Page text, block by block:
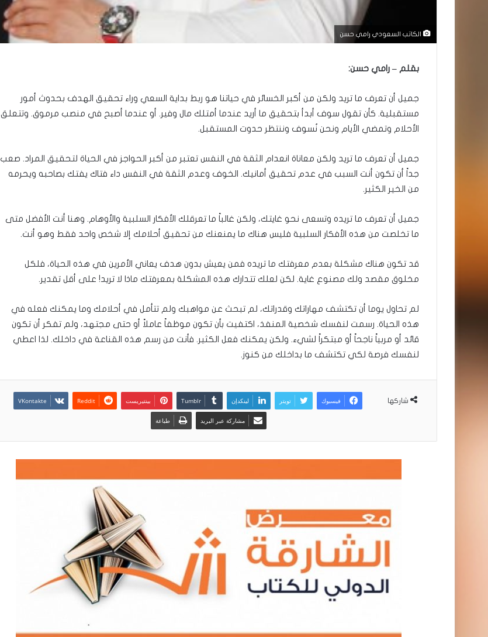
الكاتب السعودي رامي حسن
بقلم – رامي حسن:
جميل أن تعرف ما تريد ولكن من أكبر الخسائر في حياتنا هو ربط بداية السعي وراء تحقيق الهدف بحدوث أمور
مستقبلية. كأن تقول سوف أبدأ بتحقيق ما أريد عندما أمتلك مال وفير. أو عندما أصبح في منصب مرموق. وتتعلق
الأحلام وتمضي الأيام ونحن نُسوف وننتظر حدوت المستقبل.
جميل أن تعرف ما تريد ولكن معاناة انعدام الثقة في النفس تعتبر من أكبر الحواجز في الحياة لتحقيق المراد. صعب
جداً أن تكون أنت السبب في عدم تحقيق أمانيك. الخوف وعدم الثقة في النفس داء فتاك يفتك بصاحبه ويحرمه
من الخير الكثير.
جميل أن تعرف ما تريده وتسعى نحو غايتك، ولكن غالباً ما تعرقلك الأفكار السلبية والأوهام. وهنا أنت الأفضل متى
ما تخلصت من هذه الأفكار السلبية فليس هناك ما يمنعنك من تحقيق أحلامك إلا شخص واحد فقط وهو أنت.
قد تكون هناك مشكلة بعدم معرفتك ما تريده فمن يعيش بدون هدف يعاني الأمرين في هذه الحياة، فلكل
مخلوق مقصد ولك مصنوع غاية. لكن لعلك تتدارك هذه المشكلة بمعرفتك ماذا لا تريد! على أقل تقدير.
لم تحاول يوما أن تكتشف مهاراتك وقدراتك، لم تبحث عن مواهبك ولم تتأمل في أحلامك وما يمكنك فعله في
هذه الحياة. رسمت لنفسك شخصية المنفذ، اكتفيت بأن تكون موظفاً عاملاً أو حتى مجتهد، ولم تفكر أن تكون
قائد أو مربياً ناجحاً أو مبتكراً لشيء. ولكن يمكنك فعل الكثير. فأنت من رسم هذه القناعة في داخلك. لذا اعطي
لنفسك فرصة لكي تكتشف ما بداخلك من كنوز.
شاركها فيسبوك تويتر لينكدإن بينتيريست
مشاركة عبر البريد طباعة